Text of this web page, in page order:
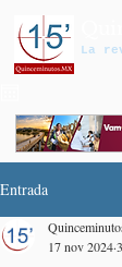
La
Entrada
17 nov 2024